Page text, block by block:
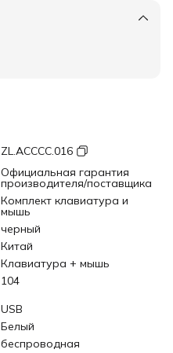
ZL.ACCCC.016
Официальная гарантия
производителя/поставщика
Комплект клавиатура и
мышь
черный
Китай
Клавиатура + мышь
104
USB
Белый
беспроводная